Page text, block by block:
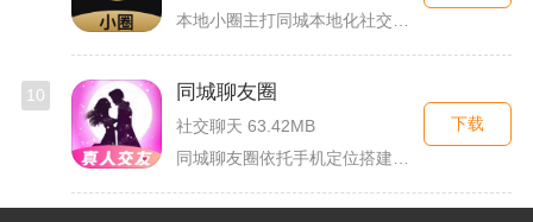
本地小圈主打同城本地化社交，主要面向同城单身人群搭建线上交流...
10 同城聊友圈
社交聊天 63.42MB
下载